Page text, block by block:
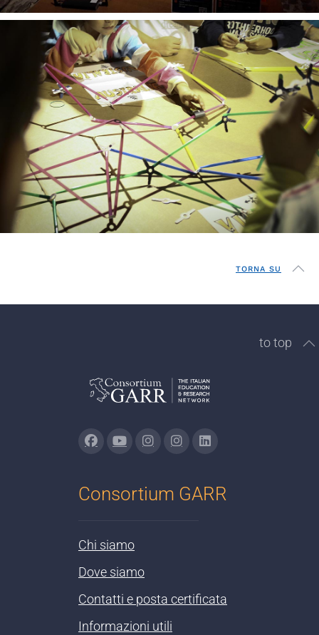
TORNA SU
to top
Consortium GARR
Chi siamo
Dove siamo
Contatti e posta certificata
Informazioni utili